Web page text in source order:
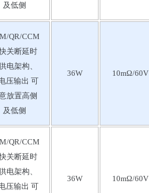
及低侧
QR/CCM
关断延时
电架构、
压输出 可
放置高侧
及低侧
36W 10mΩ/60V
QR/CCM
关断延时
电架构、
压输出 可
36W 10mΩ/60V